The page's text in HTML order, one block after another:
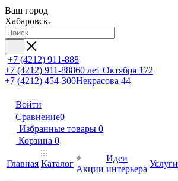
Ваш город
Хабаровск
+7 (4212) 911-888
+7 (4212) 911-88860 лет Октября 172
+7 (4212) 454-300Некрасова 44
Войти
Сравнение0
Избранные товары 0
Корзина 0
Главная Каталог
Акции
Идеи
интерьера
Услуги